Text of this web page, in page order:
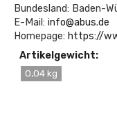
Bundesland: Baden-
E-Mail: info@abus.de
Homepage: https://
Artikelgewicht:
0,04 kg